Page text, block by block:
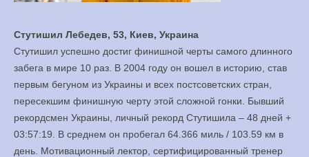
Стутишил Лебедев, 53, Киев, Украина
Стутишил успешно достиг финишной черты самого длинного
забега в мире 10 раз. В 2004 году он вошел в историю, став
первым бегуном из Украины и всех постсоветских стран,
пересекшим финишную черту этой сложной гонки. Бывший
рекордсмен Украины, личный рекорд Стутишила – 48 дней +
03:57:19. В среднем он пробегал 64.366 миль / 103.59 км в
день. Мотивационный лектор, сертифицированный тренер